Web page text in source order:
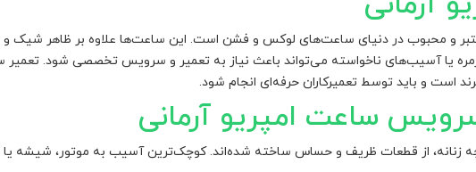
و محبوب در دنیای ساعت‌های لوکس و فشن است. این ساعت‌ها علاوه بر ظاهر شیک و
یا آسیب‌های ناخواسته می‌تواند باعث نیاز به تعمیر و سرویس تخصصی شود. تعمیر
است و باید توسط تعمیرکاران حرفه‌ای انجام شود.
ساعت امپریو آرمانی
چه زنانه، از قطعات ظریف و حساس ساخته شده‌اند. کوچک‌ترین آسیب به موتور، شیشه